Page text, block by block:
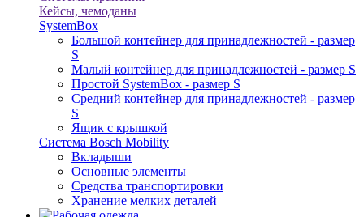
Кейсы, чемоданы
SystemBox
Большой контейнер для принадлежностей - размер
S
Малый контейнер для принадлежностей - размер S
Простой SystemBox - размер S
Средний контейнер для принадлежностей - размер
S
Ящик с крышкой
Система Bosch Mobility
Вкладыши
Основные элементы
Средства транспортировки
Хранение мелких деталей